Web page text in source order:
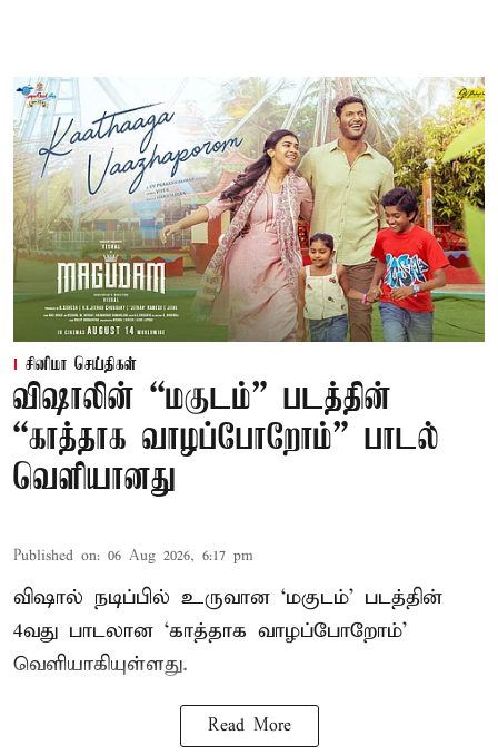
சினிமா செய்திகள்
விஷாலின் “மகுடம்” படத்தின்
“காத்தாக வாழப்போறோம்” பாடல்
வெளியானது
Published on: 06 Aug 2026, 6:17 pm
விஷால் நடிப்பில் உருவான ‘மகுடம்’ படத்தின்
4வது பாடலான ‘காத்தாக வாழப்போறோம்’
வெளியாகியுள்ளது.
Read More